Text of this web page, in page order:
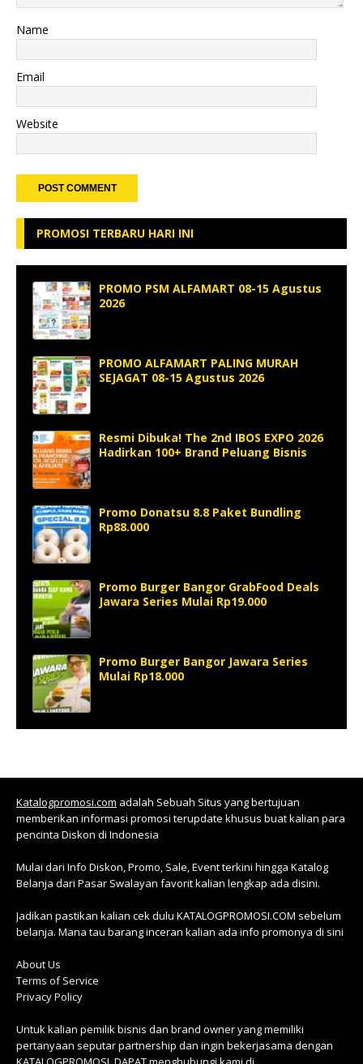
Name
Email
Website
PROMOSI TERBARU HARI INI
PROMO PSM ALFAMART 08-15 Agustus
2026
PROMO ALFAMART PALING MURAH
SEJAGAT 08-15 Agustus 2026
Resmi Dibuka! The 2nd IBOS EXPO 2026
Hadirkan 100+ Brand Peluang Bisnis
Promo Donatsu 8.8 Paket Bundling
Rp88.000
Promo Burger Bangor GrabFood Deals
Jawara Series Mulai Rp19.000
Promo Burger Bangor Jawara Series
Mulai Rp18.000
Katalogpromosi.com adalah Sebuah Situs yang bertujuan
memberikan informasi promosi terupdate khusus buat kalian para
pencinta Diskon di Indonesia
Mulai dari Info Diskon, Promo, Sale, Event terkini hingga Katalog
Belanja dari Pasar Swalayan favorit kalian lengkap ada disini.
Jadikan pastikan kalian cek dulu KATALOGPROMOSI.COM sebelum
belanja. Mana tau barang inceran kalian ada info promonya di sini
About Us
Terms of Service
Privacy Policy
Untuk kalian pemilik bisnis dan brand owner yang memiliki
pertanyaan seputar partnership dan ingin bekerjasama dengan